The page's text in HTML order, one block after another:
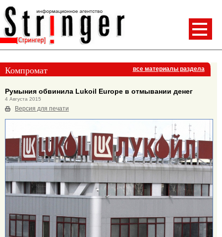
Компромат все материалы раздела
Румыния обвинила Lukoil Europe в отмывании денег
4 Августа 2015
Версия для печати